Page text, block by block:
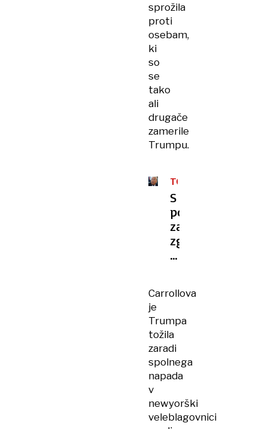
sprožila
proti
osebam,
ki
so
se
tako
ali
drugače
zamerile
Trumpu.
TOŽBA,
KOT
JE
ŠE
NI
BILO
S
potezo
za
zgodovino
hoče
Carrollova
je
Trumpa
tožila
zaradi
spolnega
napada
v
newyorški
veleblagovnici